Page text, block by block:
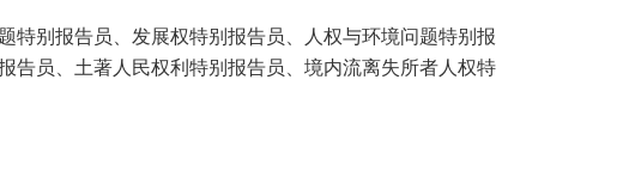
特别报告员、发展权特别报告员、人权与环境问题特别报
告员、土著人民权利特别报告员、境内流离失所者人权特